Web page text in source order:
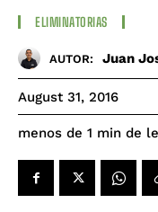
ELIMINATORIAS
AUTOR: Juan
August 31, 2016
menos de 1 min de